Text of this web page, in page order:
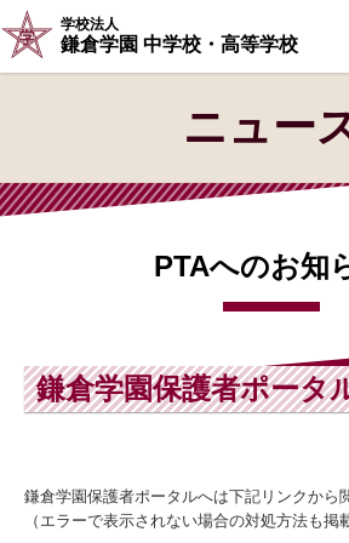
学校法人
鎌倉学園 中学校・高等学校
ニュー
PTAへのお知
鎌倉学園保護者ポータ
鎌倉学園保護者ポータルへは下記リンクから
（エラーで表示されない場合の対処方法も掲